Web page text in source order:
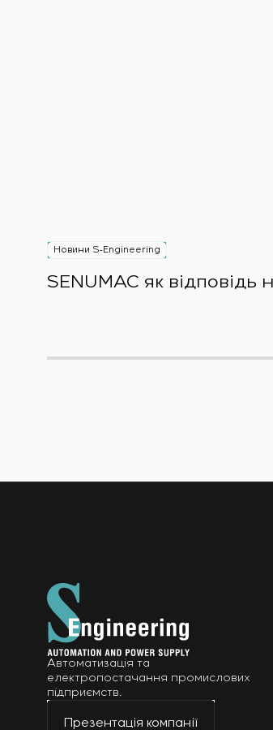
Новини S-Engineering
SENUMAC як
Автоматизація та
електропостачання промислових
підприємств.
Презентація компанії